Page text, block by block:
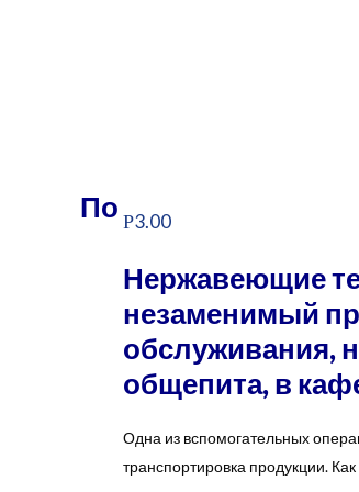
Р3.00
Нержавеющие
незаменимый
обслуживания,
общепита, в
Одна из вспомогательных
транспортировка продукции.
По